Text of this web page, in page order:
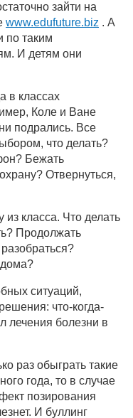
зайти на
www.edufuture.biz . А
по таким
И детям они
в классах
Коле и Ване
подрались. Все
что делать?
Бежать
Отвернуться,
из класса. Что делать
Продолжать
дома?
ситуаций,
что-когда-
лечения болезни в
раз обыграть такие
года, то в случае
позирования
И буллинг